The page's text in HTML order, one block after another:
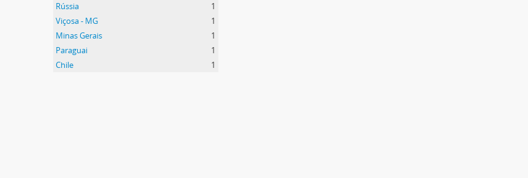
Rússia
1
Viçosa - MG
1
Minas Gerais
1
Paraguai
1
Chile
1